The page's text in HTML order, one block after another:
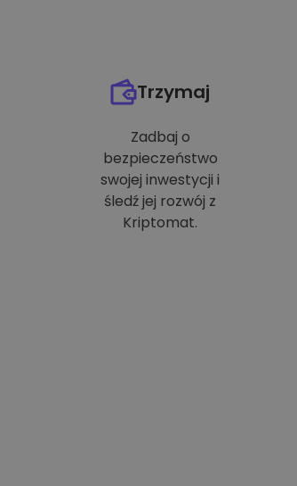
Trzymaj
Zadbaj o
bezpieczeństwo
swojej inwestycji i
śledź jej rozwój z
Kriptomat.